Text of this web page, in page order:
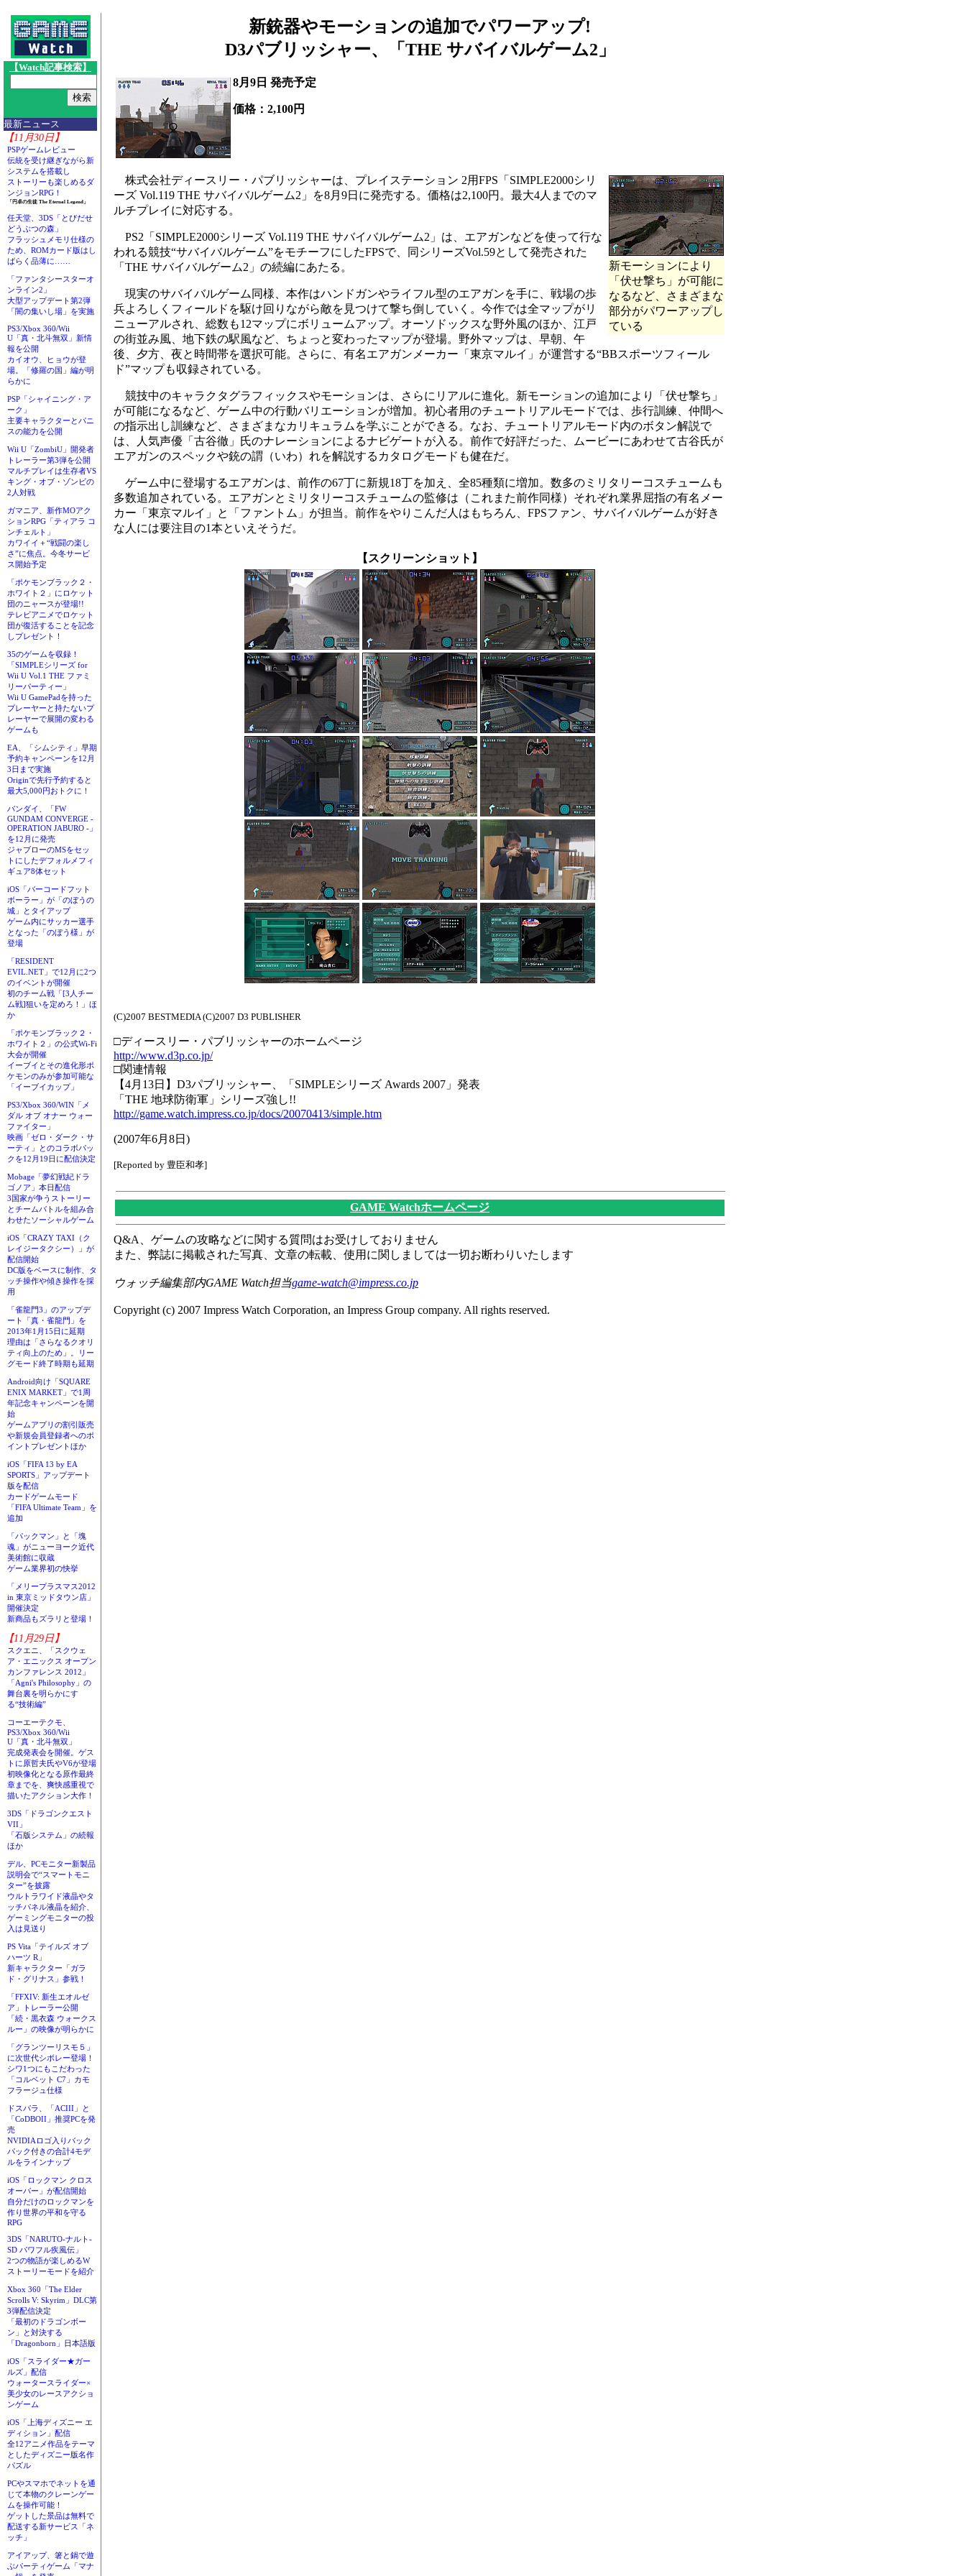
【Watch記事検索】
最新ニュース
【11月30日】
PSPゲームレビュー
伝統を受け継ぎながら新
システムを搭載し
ストーリーも楽しめるダ
ンジョンRPG！
「円卓の生徒 The Eternal Legend」
任天堂、3DS「とびだせ
どうぶつの森」
フラッシュメモリ仕様の
ため、ROMカード版はし
ばらく品薄に……
「ファンタシースターオ
ンライン2」
大型アップデート第2弾
「闇の集いし場」を実施
PS3/Xbox 360/Wii
U「真・北斗無双」新情
報を公開
カイオウ、ヒョウが登
場。「修羅の国」編が明
らかに
PSP「シャイニング・ア
ーク」
主要キャラクターとパニ
スの能力を公開
Wii U「ZombiU」開発者
トレーラー第3弾を公開
マルチプレイは生存者VS
キング・オブ・ゾンビの
2人対戦
ガマニア、新作MOアク
ションRPG「ティアラ コ
ンチェルト」
カワイイ＋“戦闘の楽し
さ”に焦点。今冬サービ
ス開始予定
「ポケモンブラック２・
ホワイト２」にロケット
団のニャースが登場!!
テレビアニメでロケット
団が復活することを記念
しプレゼント！
35のゲームを収録！
「SIMPLEシリーズ for
Wii U Vol.1 THE ファミ
リーパーティー」
Wii U GamePadを持った
プレーヤーと持たないプ
レーヤーで展開の変わる
ゲームも
EA、「シムシティ」早期
予約キャンペーンを12月
3日まで実施
Originで先行予約すると
最大5,000円おトクに！
バンダイ、「FW
GUNDAM CONVERGE -
OPERATION JABURO -」
を12月に発売
ジャブローのMSをセッ
トにしたデフォルメフィ
ギュア8体セット
iOS「バーコードフット
ボーラー」が「のぼうの
城」とタイアップ
ゲーム内にサッカー選手
となった「のぼう様」が
登場
「RESIDENT
EVIL.NET」で12月に2つ
のイベントが開催
初のチーム戦「[3人チー
ム戦]狙いを定めろ！」ほ
か
「ポケモンブラック２・
ホワイト２」の公式Wi-Fi
大会が開催
イーブイとその進化形ポ
ケモンのみが参加可能な
「イーブイカップ」
PS3/Xbox 360/WIN「メ
ダル オブ オナー ウォー
ファイター」
映画「ゼロ・ダーク・サ
ーティ」とのコラボパッ
クを12月19日に配信決定
Mobage「夢幻戦紀ドラ
ゴノア」本日配信
3国家が争うストーリー
とチームバトルを組み合
わせたソーシャルゲーム
iOS「CRAZY TAXI（ク
レイジータクシー）」が
配信開始
DC版をベースに制作、タ
ッチ操作や傾き操作を採
用
「雀龍門3」のアップデ
ート「真・雀龍門」を
2013年1月15日に延期
理由は「さらなるクオリ
ティ向上のため」。リー
グモード終了時期も延期
Android向け「SQUARE
ENIX MARKET」で1周
年記念キャンペーンを開
始
ゲームアプリの割引販売
や新規会員登録者へのポ
イントプレゼントほか
iOS「FIFA 13 by EA
SPORTS」アップデート
版を配信
カードゲームモード
「FIFA Ultimate Team」を
追加
「パックマン」と「塊
魂」がニューヨーク近代
美術館に収蔵
ゲーム業界初の快挙
「メリープラスマス2012
in 東京ミッドタウン店」
開催決定
新商品もズラリと登場！
【11月29日】
スクエニ、「スクウェ
ア・エニックス オープン
カンファレンス 2012」
「Agni's Philosophy」の
舞台裏を明らかにす
る“技術編”
コーエーテクモ、
PS3/Xbox 360/Wii
U「真・北斗無双」
完成発表会を開催。ゲス
トに原哲夫氏やV6が登場
初映像化となる原作最終
章までを、爽快感重視で
描いたアクション大作！
3DS「ドラゴンクエスト
VII」
「石版システム」の続報
ほか
デル、PCモニター新製品
説明会で“スマートモニ
ター”を披露
ウルトラワイド液晶やタ
ッチパネル液晶を紹介、
ゲーミングモニターの投
入は見送り
PS Vita「テイルズ オブ
ハーツ R」
新キャラクター「ガラ
ド・グリナス」参戦！
「FFXIV: 新生エオルゼ
ア」トレーラー公開
「続・黒衣森 ウォークス
ルー」の映像が明らかに
「グランツーリスモ５」
に次世代シボレー登場！
シワ1つにもこだわった
「コルベット C7」カモ
フラージュ仕様
ドスパラ、「ACIII」と
「CoDBOII」推奨PCを発
売
NVIDIAロゴ入りバック
パック付きの合計4モデ
ルをラインナップ
iOS「ロックマン クロス
オーバー」が配信開始
自分だけのロックマンを
作り世界の平和を守る
RPG
3DS「NARUTO-ナルト-
SD パワフル疾風伝」
2つの物語が楽しめるW
ストーリーモードを紹介
Xbox 360「The Elder
Scrolls V: Skyrim」DLC第
3弾配信決定
「最初のドラゴンボー
ン」と対決する
「Dragonborn」日本語版
iOS「スライダー★ガー
ルズ」配信
ウォータースライダー×
美少女のレースアクショ
ンゲーム
iOS「上海ディズニー エ
ディション」配信
全12アニメ作品をテーマ
としたディズニー版名作
パズル
PCやスマホでネットを通
じて本物のクレーンゲー
ムを操作可能！
ゲットした景品は無料で
配送する新サービス「ネ
ッチ」
アイアップ、箸と鍋で遊
ぶパーティゲーム「マナ
新銃器やモーションの追加でパワーアップ!
D3パブリッシャー、「THE サバイバルゲーム2」
8月9日 発売予定
価格：2,100円
新モーションにより
「伏せ撃ち」が可能に
なるなど、さまざまな
部分がパワーアップし
ている
株式会社ディースリー・パブリッシャーは、プレイステーション 2用FPS「SIMPLE2000シリ
ーズ Vol.119 THE サバイバルゲーム2」を8月9日に発売する。価格は2,100円。最大4人までのマ
ルチプレイに対応する。
PS2「SIMPLE2000シリーズ Vol.119 THE サバイバルゲーム2」は、エアガンなどを使って行な
われる競技“サバイバルゲーム”をモチーフにしたFPSで、同シリーズVol.59として発売された
「THE サバイバルゲーム2」の続編にあたる。
現実のサバイバルゲーム同様、本作はハンドガンやライフル型のエアガンを手に、戦場の歩
兵よろしくフィールドを駆け回りながら敵を見つけて撃ち倒していく。今作では全マップがリ
ニューアルされ、総数も12マップにボリュームアップ。オーソドックスな野外風のほか、江戸
の街並み風、地下鉄の駅風など、ちょっと変わったマップが登場。野外マップは、早朝、午
後、夕方、夜と時間帯を選択可能。さらに、有名エアガンメーカー「東京マルイ」が運営する“BBスポーツフィール
ド”マップも収録されている。
競技中のキャラクタグラフィックスやモーションは、さらにリアルに進化。新モーションの追加により「伏せ撃ち」
が可能になるなど、ゲーム中の行動バリエーションが増加。初心者用のチュートリアルモードでは、歩行訓練、仲間へ
の指示出し訓練など、さまざまなカリキュラムを学ぶことができる。なお、チュートリアルモード内のボタン解説で
は、人気声優「古谷徹」氏のナレーションによるナビゲートが入る。前作で好評だった、ムービーにあわせて古谷氏が
エアガンのスペックや銃の謂（いわ）れを解説するカタログモードも健在だ。
ゲーム中に登場するエアガンは、前作の67丁に新規18丁を加え、全85種類に増加。数多のミリタリーコスチュームも
多数追加されている。エアガンとミリタリーコスチュームの監修は（これまた前作同様）それぞれ業界屈指の有名メー
カー「東京マルイ」と「ファントム」が担当。前作をやりこんだ人はもちろん、FPSファン、サバイバルゲームが好き
な人には要注目の1本といえそうだ。
【スクリーンショット】
(C)2007 BESTMEDIA (C)2007 D3 PUBLISHER
□ディースリー・パブリッシャーのホームページ
http://www.d3p.co.jp/
□関連情報
【4月13日】D3パブリッシャー、「SIMPLEシリーズ Awards 2007」発表
「THE 地球防衛軍」シリーズ強し!!
http://game.watch.impress.co.jp/docs/20070413/simple.htm
(2007年6月8日)
[Reported by 豊臣和孝]
GAME Watchホームページ
Q&A、ゲームの攻略などに関する質問はお受けしておりません
また、弊誌に掲載された写真、文章の転載、使用に関しましては一切お断わりいたします
ウォッチ編集部内GAME Watch担当game-watch@impress.co.jp
Copyright (c) 2007 Impress Watch Corporation, an Impress Group company. All rights reserved.